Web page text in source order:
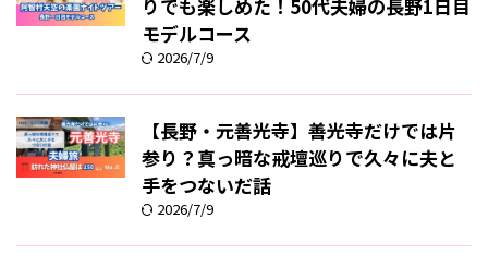
りでも楽しめた！50代夫婦の長野1日目
モデルコース
2026/7/9
【長野・元善光寺】善光寺だけでは片
参り？真っ暗な戒壇巡りで久々に夫と
手をつないだ話
2026/7/9